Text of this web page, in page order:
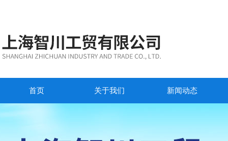
首页 关于我们 新闻动态